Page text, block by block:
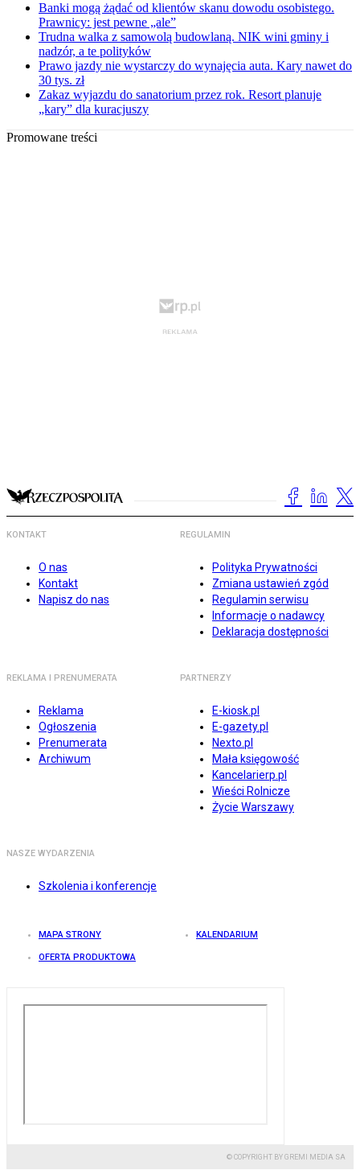
Banki mogą żądać od klientów skanu dowodu osobistego.
Prawnicy: jest pewne „ale”
Trudna walka z samowolą budowlaną. NIK wini gminy i
nadzór, a te polityków
Prawo jazdy nie wystarczy do wynajęcia auta. Kary nawet do
30 tys. zł
Zakaz wyjazdu do sanatorium przez rok. Resort planuje
„kary” dla kuracjuszy
Promowane treści
KONTAKT
O nas
Kontakt
Napisz do nas
REGULAMIN
Polityka Prywatności
Zmiana ustawień zgód
Regulamin serwisu
Informacje o nadawcy
Deklaracja dostępności
REKLAMA I PRENUMERATA
Reklama
Ogłoszenia
Prenumerata
Archiwum
PARTNERZY
E-kiosk.pl
E-gazety.pl
Nexto.pl
Mała księgowość
Kancelarierp.pl
Wieści Rolnicze
Życie Warszawy
NASZE WYDARZENIA
Szkolenia i konferencje
MAPA STRONY KALENDARIUM
OFERTA PRODUKTOWA
© COPYRIGHT BY GREMI MEDIA SA